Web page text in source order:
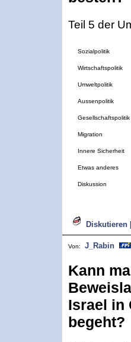
Teil 5 der
Sozialpolitik
Wirtschaftspolitik
Umweltpolitik
Aussenpolitik
Gesellschaftspolitik
Migration
Innere Sicherheit
Etwas anderes
Diskussion
Diskutieren
Von: J_Rabin
Kann
Israel in
begeht?